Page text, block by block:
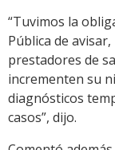
“Tuvimos la
Pública de
prestadores de
incrementen su
diagnósticos
casos”, dijo.